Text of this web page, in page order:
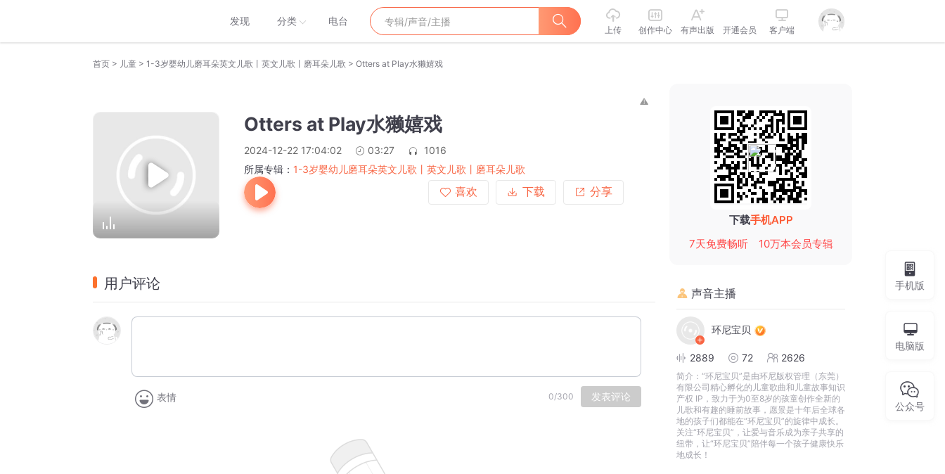
发现 分类 电台
上传 创作中心 有声出版 开通会员 客户端
首页 > 儿童 > 1-3岁婴幼儿磨耳朵英文儿歌丨英文儿歌丨磨耳朵儿歌 > Otters at Play水獭嬉戏
Otters at Play水獭嬉戏
2024-12-22 17:04:02 03:27
1016
所属专辑： 1-3岁婴幼儿磨耳朵英文儿歌丨英文儿歌丨磨耳朵儿歌
喜欢
下载 分享
用户评论
表情 0/300 发表评论
下载手机APP
7天免费畅听
10万本会员专辑
声音主播
环尼宝贝
2889 72 2626
简介： “环尼宝贝”是由环尼版权管理（东莞）
有限公司精心孵化的儿童歌曲和儿童故事知识
产权 IP，致力于为0至8岁的孩童创作全新的
儿歌和有趣的睡前故事，愿景是十年后全球各
地的孩子们都能在“环尼宝贝”的旋律中成长。
关注“环尼宝贝”，让爱与音乐成为亲子共享的
纽带，让“环尼宝贝”陪伴每一个孩子健康快乐
地成长！
手机版
电脑版
公众号